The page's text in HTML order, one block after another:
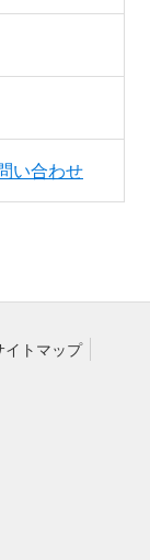
い合わせ
イトマップ